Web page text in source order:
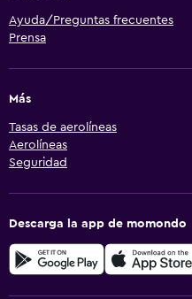
Ayuda/Preguntas frecuentes
Prensa
Más
Tasas de aerolíneas
Aerolíneas
Seguridad
Descarga la app de momondo